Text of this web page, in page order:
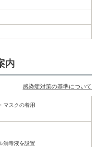
内
感染症対策の基準について
マスクの着用
消毒液を設置